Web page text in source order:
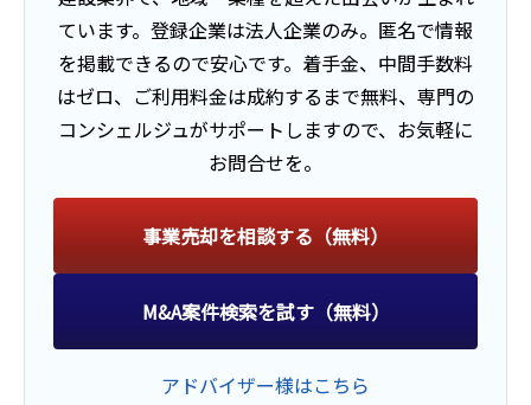
ています。 登録企業は法人企業のみ。匿名で情報
を掲載できるので安心です。 着手金、中間手数料
はゼロ、ご利用料金は成約するまで無料、 専門の
コンシェルジュがサポートしますので、お気軽に
お問合せを。
事業売却を相談する（無料）
M&A案件検索を試す（無料）
アドバイザー様はこちら